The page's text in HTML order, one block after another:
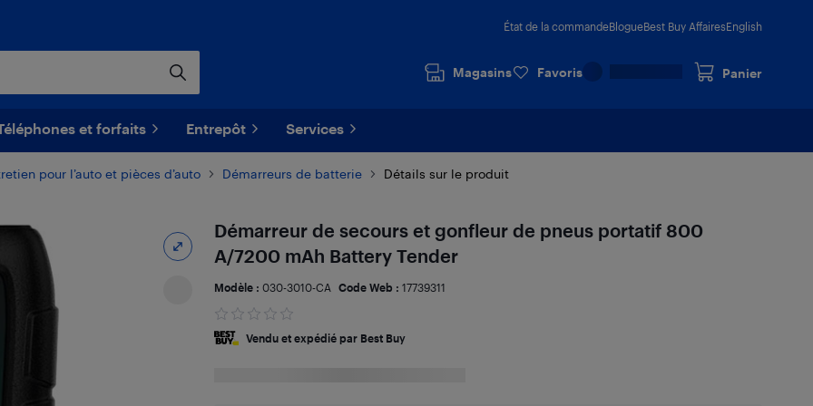
État de la commandeBlogueBest Buy AffairesEnglish
Magasins Favoris Panier
et forfaits Entrepôt Services
pour l’auto et pièces d’auto Démarreurs de batterie Détails sur le produit
Démarreur de secours et gonfleur de pneus portatif 800
A/7200 mAh Battery Tender
Modèle : 030-3010-CA Code Web : 17739311
Vendu et expédié par Best Buy